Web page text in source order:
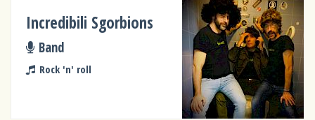
Incredibili Sgorbions
Band
Rock 'n' roll